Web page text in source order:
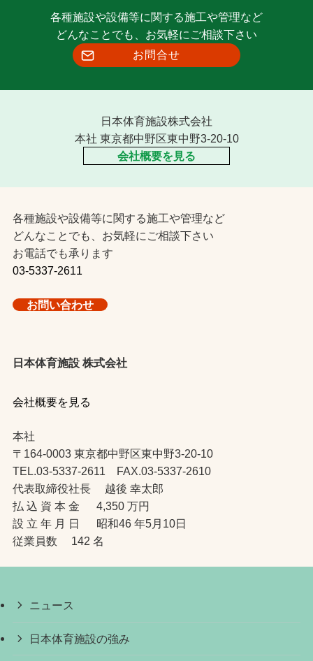
各種施設や設備等に関する施工や管理など
どんなことでも、お気軽にご相談下さい
お問合せ
日本体育施設株式会社
本社 東京都中野区東中野3-20-10
会社概要を見る
各種施設や設備等に関する施工や管理など
どんなことでも、お気軽にご相談下さい
お電話でも承ります
03-5337-2611
お問い合わせ
日本体育施設 株式会社
会社概要を見る
本社
〒164-0003 東京都中野区東中野3-20-10
TEL.03-5337-2611 FAX.03-5337-2610
代表取締役社長 越後 幸太郎
払 込 資 本 金 4,350 万円
設 立 年 月 日 昭和46 年5月10日
従業員数 142 名
ニュース
日本体育施設の強み